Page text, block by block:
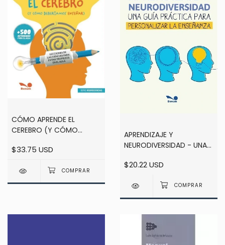
CÓMO APRENDE EL
CEREBRO (Y CÓMO
LECCIONES DE LAS
TROPIEZOS EN EL AULA -
LAURA LEWIN
$33.75 USD
APRENDIZAJE Y
NEURODIVERSIDAD - UNA
PERSONALIZAR LA
RENATA FIGIACONE
$20.22 USD